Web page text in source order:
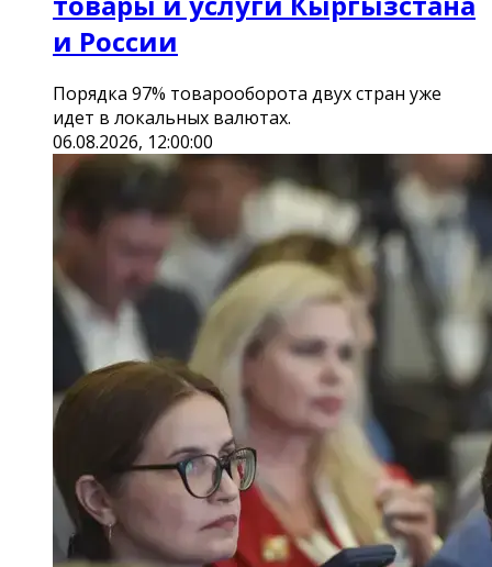
и России
Порядка 97% товарооборота двух стран уже
идет в локальных валютах.
06.08.2026, 12:00:00